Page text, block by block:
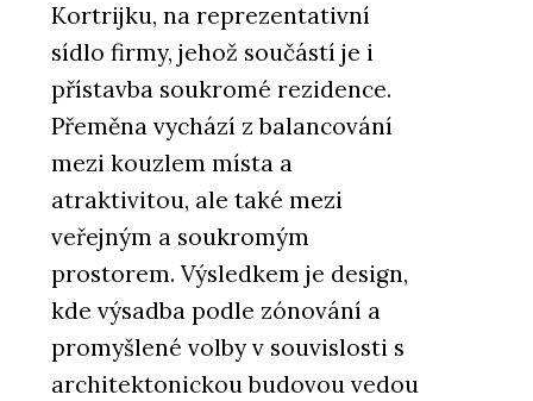
SLUŽBY
Časopis Kolem kamen
ČLÁNKY
Kachlová kamna nabízejí teplo,
osobitost a nadčasový vzhled
Kortrijku, na reprezentativní
sídlo firmy, jehož součástí je i
přístavba soukromé rezidence.
Přeměna vychází z balancování
mezi kouzlem místa a
atraktivitou, ale také mezi
veřejným a soukromým
prostorem. Výsledkem je design,
kde výsadba podle zónování a
promyšlené volby v souvislosti s
architektonickou budovou vedou